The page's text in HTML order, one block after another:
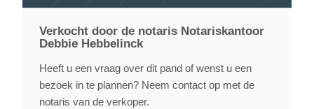
Verkocht door de notaris Notariskantoor
Debbie Hebbelinck
Heeft u een vraag over dit pand of wenst u een
bezoek in te plannen? Neem contact op met de
notaris van de verkoper.